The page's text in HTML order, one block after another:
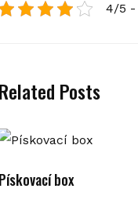
4/5 -
Related Posts
Pískovací box